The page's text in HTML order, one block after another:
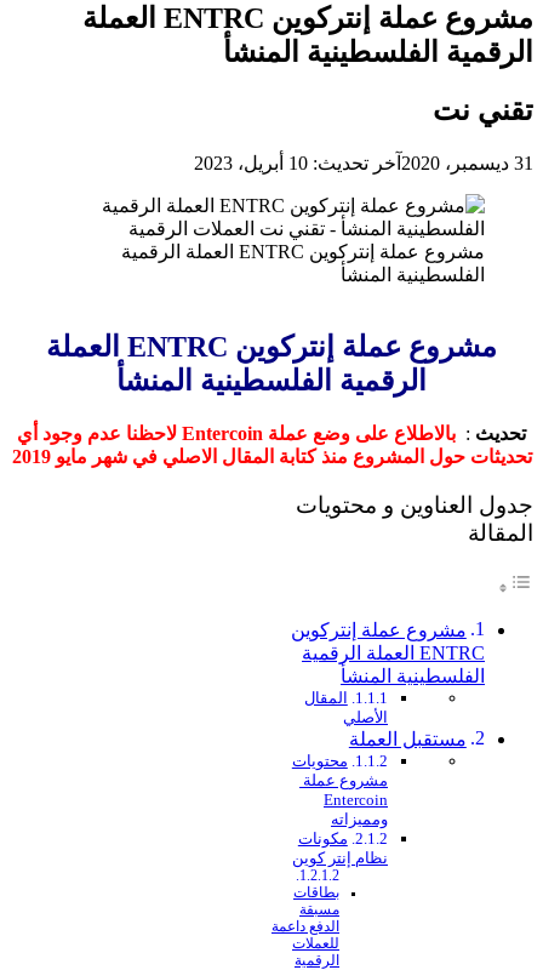
مشروع عملة إنتركوين ENTRC العملة
الرقمية الفلسطينية المنشأ
تقني نت
31 ديسمبر، 2020 آخر تحديث: 10 أبريل، 2023
مشروع عملة إنتركوين ENTRC العملة الرقمية
الفلسطينية المنشأ
مشروع عملة إنتركوين ENTRC العملة
الرقمية الفلسطينية المنشأ
تحديث :
بالاطلاع على وضع عملة Entercoin لاحظنا عدم وجود أي
تحديثات حول المشروع منذ كتابة المقال الاصلي في شهر مايو 2019
جدول العناوين و محتويات
المقالة
مشروع عملة إنتركوين
ENTRC العملة الرقمية
الفلسطينية المنشأ
المقال
الأصلي
مستقبل العملة
محتويات
مشروع عملة
Entercoin
ومميزاته
مكونات
نظام إنتر كوين
بطاقات
مسبقة
الدفع داعمة
للعملات
الرقمية